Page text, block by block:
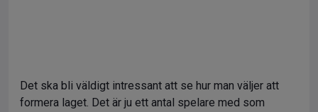
Det ska bli väldigt intressant att se hur man väljer att
formera laget. Det är ju ett antal spelare med som